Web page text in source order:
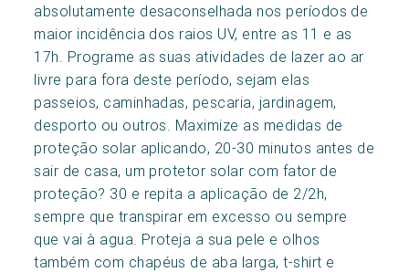
absolutamente desaconselhada nos períodos de
maior incidência dos raios UV, entre as 11 e as
17h. Programe as suas atividades de lazer ao ar
livre para fora deste período, sejam elas
passeios, caminhadas, pescaria, jardinagem,
desporto ou outros. Maximize as medidas de
proteção solar aplicando, 20-30 minutos antes de
sair de casa, um protetor solar com fator de
proteção? 30 e repita a aplicação de 2/2h,
sempre que transpirar em excesso ou sempre
que vai à agua. Proteja a sua pele e olhos
também com chapéus de aba larga, t-shirt e